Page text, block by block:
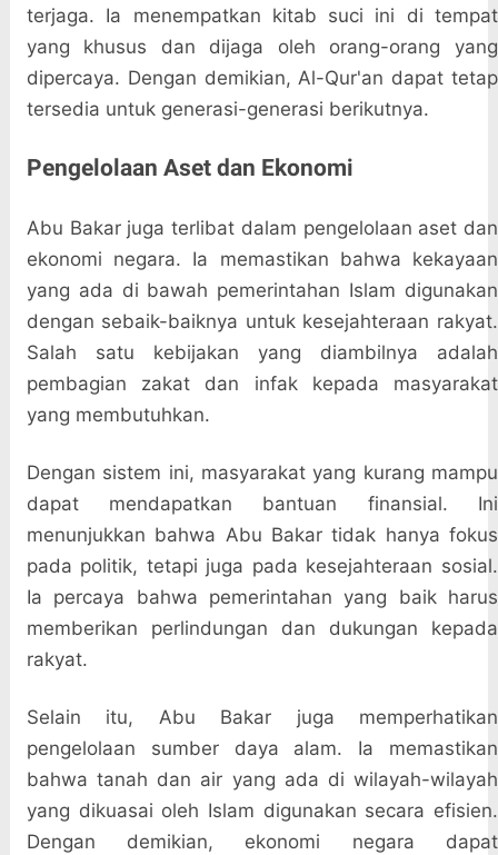
terjaga. Ia menempatkan kitab suci ini di tempat
yang khusus dan dijaga oleh orang-orang yang
dipercaya. Dengan demikian, Al-Qur'an dapat tetap
tersedia untuk generasi-generasi berikutnya.
Pengelolaan Aset dan Ekonomi
Abu Bakar juga terlibat dalam pengelolaan aset dan
ekonomi negara. Ia memastikan bahwa kekayaan
yang ada di bawah pemerintahan Islam digunakan
dengan sebaik-baiknya untuk kesejahteraan rakyat.
Salah satu kebijakan yang diambilnya adalah
pembagian zakat dan infak kepada masyarakat
yang membutuhkan.
Dengan sistem ini, masyarakat yang kurang mampu
dapat mendapatkan bantuan finansial. Ini
menunjukkan bahwa Abu Bakar tidak hanya fokus
pada politik, tetapi juga pada kesejahteraan sosial.
Ia percaya bahwa pemerintahan yang baik harus
memberikan perlindungan dan dukungan kepada
rakyat.
Selain itu, Abu Bakar juga memperhatikan
pengelolaan sumber daya alam. Ia memastikan
bahwa tanah dan air yang ada di wilayah-wilayah
yang dikuasai oleh Islam digunakan secara efisien.
Dengan demikian, ekonomi negara dapat